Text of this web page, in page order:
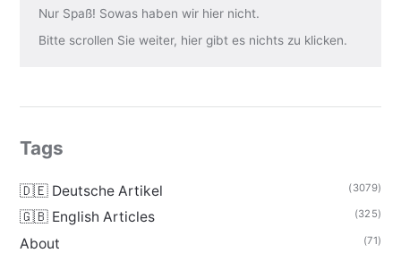
Nur Spaß! Sowas haben wir hier nicht.
Bitte scrollen Sie weiter, hier gibt es nichts zu klicken.
Tags
🇩🇪 Deutsche Artikel (3079)
🇬🇧 English Articles (325)
About (71)